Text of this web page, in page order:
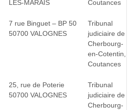
LES-MARAIS
Coutances
7 rue Binguet – BP 50
50700 VALOGNES
Tribunal
judiciaire de
Cherbourg-
en-Cotentin,
Coutances
25, rue de Poterie
50700 VALOGNES
Tribunal
judiciaire de
Cherbourg-